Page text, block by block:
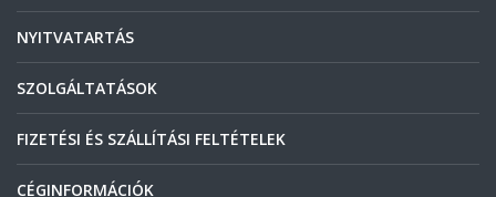
NYITVATARTÁS
SZOLGÁLTATÁSOK
FIZETÉSI ÉS SZÁLLÍTÁSI FELTÉTELEK
CÉGINFORMÁCIÓK